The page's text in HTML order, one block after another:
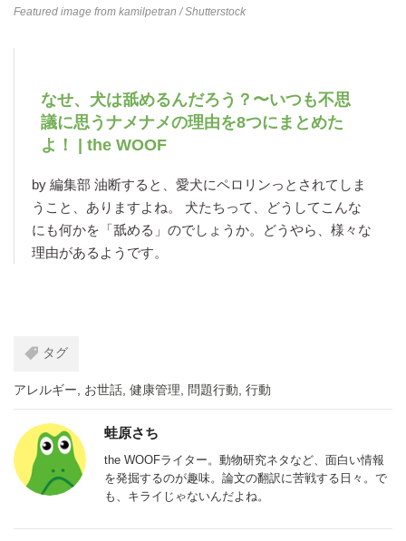
Featured image from kamilpetran / Shutterstock
なせ、犬は舐めるんだろう？〜いつも不思
議に思うナメナメの理由を8つにまとめた
よ！ | the WOOF
by 編集部 油断すると、愛犬にペロリンっとされてしま
うこと、ありますよね。 犬たちって、どうしてこんな
にも何かを「舐める」のでしょうか。どうやら、様々な
理由があるようです。
タグ
アレルギー お世話 健康管理 問題行動 行動
蛙原さち
the WOOFライター。動物研究ネタなど、面白い情報
を発掘するのが趣味。論文の翻訳に苦戦する日々。で
も、キライじゃないんだよね。